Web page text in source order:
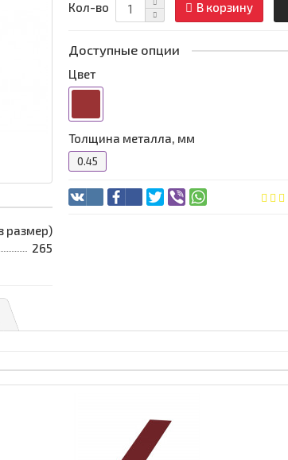
размер)
265
Кол-во В корзину
Доступные опции
Цвет
Толщина металла, мм
0.45